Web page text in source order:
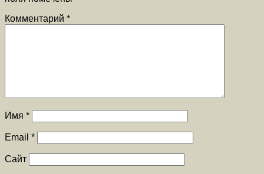
Комментарий *
Имя *
Email *
Сайт